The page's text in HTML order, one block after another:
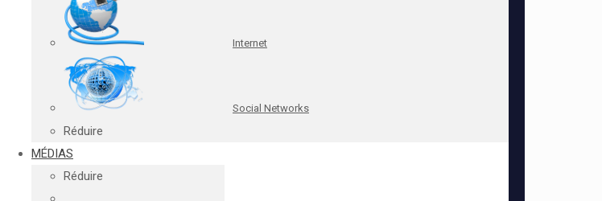
Internet
Social Networks
Réduire
MÉDIAS
Réduire